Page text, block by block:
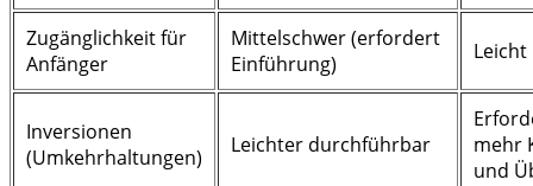
Zugänglichkeit für
Anfänger
Mittelschwer (erfordert
Einführung)
Leicht
Inversionen
(Umkehrhaltungen)
Leichter durchführbar
mehr
und